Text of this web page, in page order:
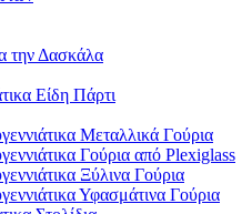
την Δασκάλα
Είδη Πάρτι
Μεταλλικά Γούρια
Γούρια από Plexiglass
Ξύλινα Γούρια
Υφασμάτινα Γούρια